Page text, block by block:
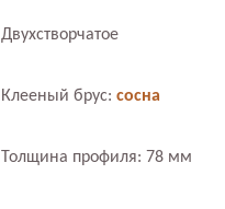
Двухстворчатое
Клееный брус: сосна
Толщина профиля: 78 мм